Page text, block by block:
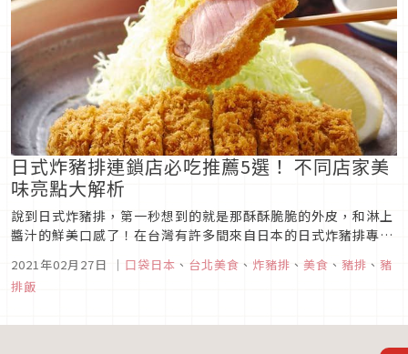
日式炸豬排連鎖店必吃推薦5選！ 不同店家美
味亮點大解析
說到日式炸豬排，第一秒想到的就是那酥酥脆脆的外皮，和淋上
醬汁的鮮美口感了！在台灣有許多間來自日本的日式炸豬排專門
帶大家一探究竟！1.吉豚屋主打親民價格與大份量的吉豚屋，雖
然說並沒有黑豚、伊比利亞豬之類的名豬種當招牌，但身為日本
2021年02月27日 ｜ 口袋日本 、 台北美食 、 炸豬排 、 美食 、 豬排 、 豬
排飯